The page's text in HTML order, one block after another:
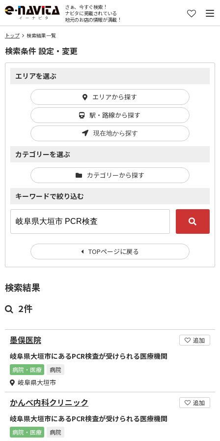
さぁ、今すぐ検索！
ナビタに掲載されている
地元のお店の情報が満載！
トップ 検索結果一覧
検索結果
2件
墨俣医院 追加
岐阜県大垣市にあるPCR検査が受けられる医療機関
病院・医療 病院
岐阜県大垣市
かんべ内科クリニック 追加
岐阜県大垣市にあるPCR検査が受けられる医療機関
病院・医療 病院
検索条件 設定・変更
エリアを選ぶ
エリアから探す
駅・路線から探す
現在地から探す
カテゴリーを選ぶ
カテゴリーから探す
キーワードで絞り込む
TOPページに戻る